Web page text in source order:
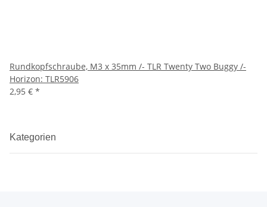
Rundkopfschraube, M3 x 35mm /- TLR Twenty Two Buggy /-
Horizon: TLR5906
2,95 € *
Kategorien